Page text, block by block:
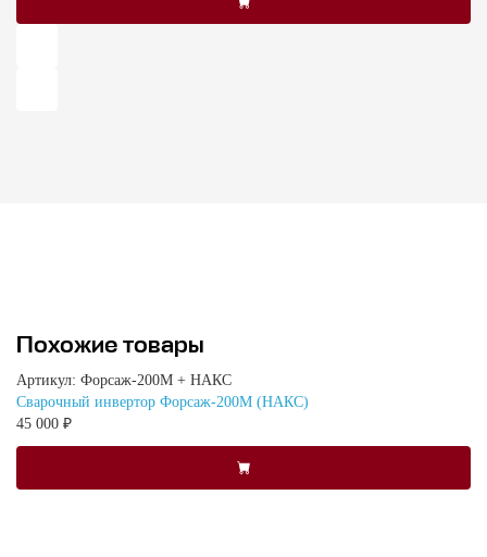
Похожие товары
Артикул: Форсаж-200М + НАКС
Сварочный инвертор Форсаж-200М (НАКС)
45 000 ₽